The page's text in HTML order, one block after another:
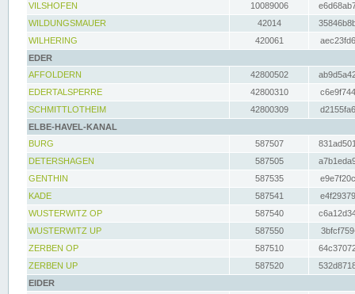
VILSHOFEN
10089006
WILDUNGSMAUER
42014
WILHERING
420061
EDER
AFFOLDERN
42800502
EDERTALSPERRE
42800310
SCHMITTLOTHEIM
42800309
ELBE-HAVEL-KANAL
BURG
587507
DETERSHAGEN
587505
GENTHIN
587535
KADE
587541
WUSTERWITZ OP
587540
WUSTERWITZ UP
587550
ZERBEN OP
587510
ZERBEN UP
587520
EIDER